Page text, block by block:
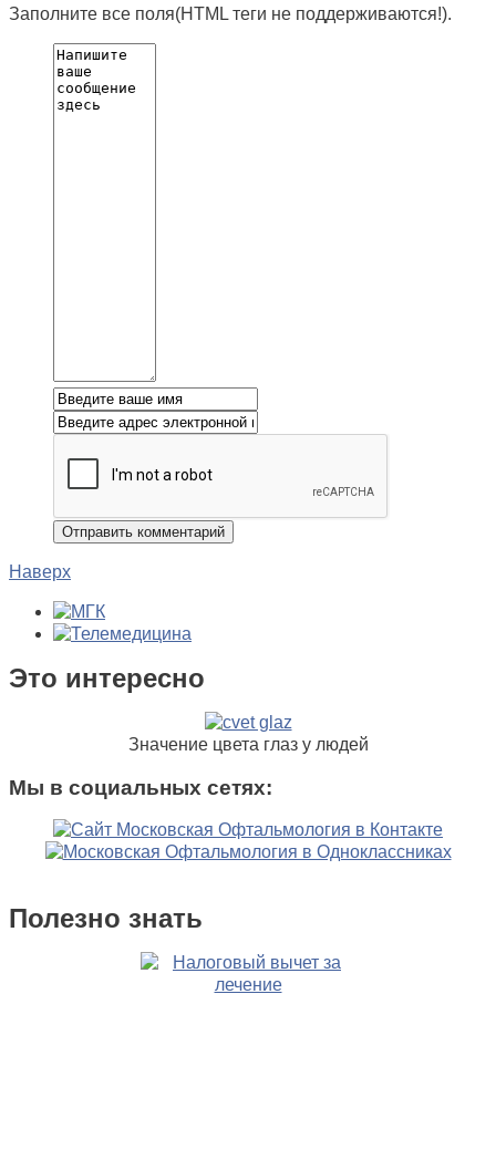
Заполните все поля(HTML теги не поддерживаются!).
Наверх
Это интересно
Значение цвета глаз у людей
Мы в социальных сетях:
Полезно знать